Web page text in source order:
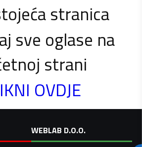
stranica
sve oglase na
strani
OVDJE
WEBLAB D.O.O.